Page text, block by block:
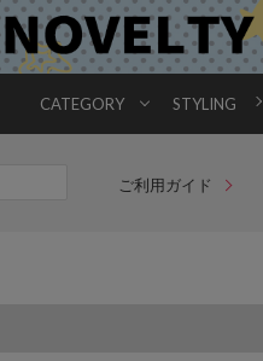
CATEGORY STYLING
ご利用ガイド